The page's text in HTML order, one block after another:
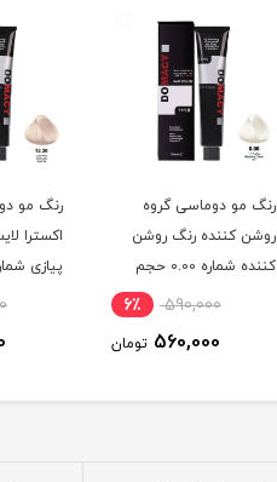
رنگ مو دوماسی گروه
روشن کننده رنگ روشن
کننده شماره 0.00 حجم
590,000 6٪
560,000 تومان
رنگ مو
اکسترا